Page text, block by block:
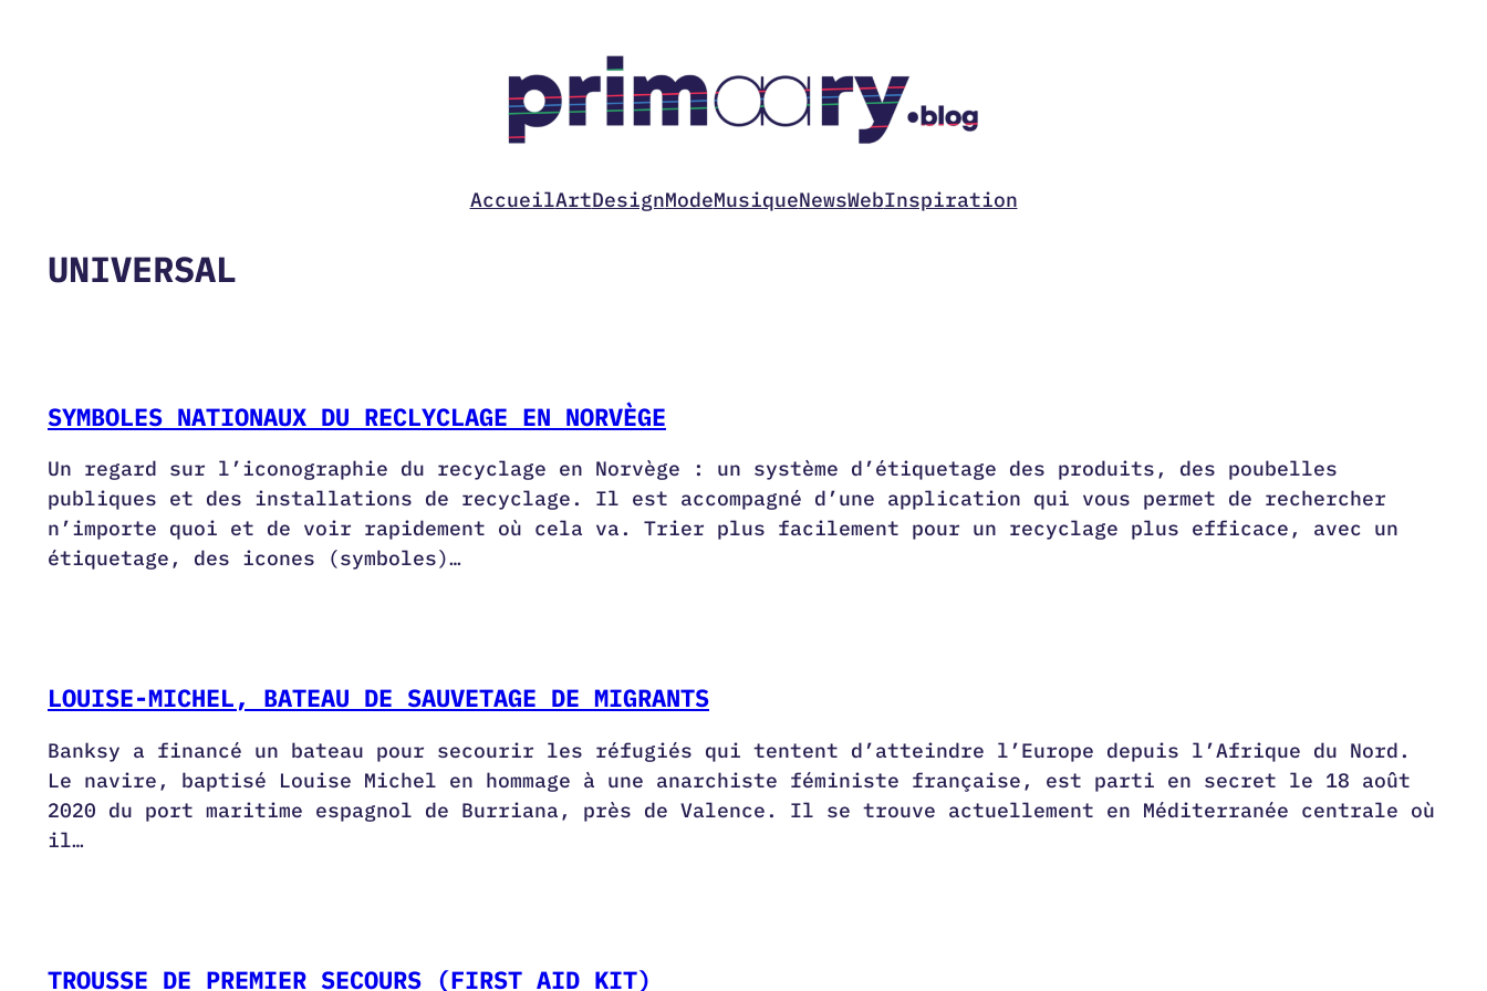
AccueilArtDesignModeMusiqueNewsWebInspiration
UNIVERSAL
SYMBOLES NATIONAUX DU RECLYCLAGE EN NORVÈGE
Un regard sur l’iconographie du recyclage en Norvège : un système d’étiquetage des produits, des poubelles
publiques et des installations de recyclage. Il est accompagné d’une application qui vous permet de rechercher
n’importe quoi et de voir rapidement où cela va. Trier plus facilement pour un recyclage plus efficace, avec un
étiquetage, des icones (symboles)…
LOUISE-MICHEL, BATEAU DE SAUVETAGE DE MIGRANTS
Banksy a financé un bateau pour secourir les réfugiés qui tentent d’atteindre l’Europe depuis l’Afrique du Nord.
Le navire, baptisé Louise Michel en hommage à une anarchiste féministe française, est parti en secret le 18 août
2020 du port maritime espagnol de Burriana, près de Valence. Il se trouve actuellement en Méditerranée centrale où
il…
TROUSSE DE PREMIER SECOURS (FIRST AID KIT)